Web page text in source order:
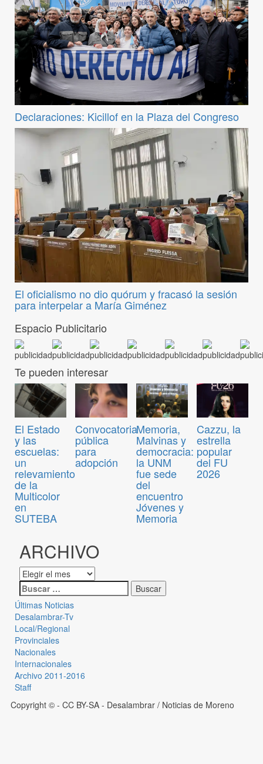
Declaraciones: Kicillof en la Plaza del Congreso
El oficialismo no dio quórum y fracasó la sesión
para interpelar a María Giménez
Espacio Publicitario
Te pueden interesar
El Estado
y las
escuelas:
un
relevamiento
de la
Multicolor
en
SUTEBA
Convocatoria
pública
para
adopción
Memoria,
Malvinas y
democracia:
la UNM
fue sede
del
encuentro
Jóvenes y
Memoria
Cazzu, la
estrella
popular
del FU
2026
ARCHIVO
Últimas Noticias
Desalambrar-Tv
Local/Regional
Provinciales
Nacionales
Internacionales
Archivo 2011-2016
Staff
Copyright © - CC BY-SA - Desalambrar / Noticias de Moreno